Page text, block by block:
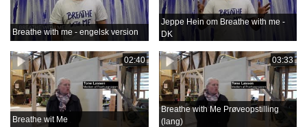
Breathe with me - engelsk version
Jeppe Hein om Breathe with me -
DK
02:40
Breathe wit Me
03:33
Breathe with Me Prøveopstilling
(lang)